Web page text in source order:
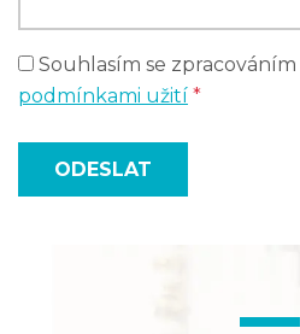
Souhlasím se zpracováním
podmínkami užití *
ODESLAT